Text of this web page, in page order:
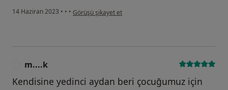
14 Haziran 2023 • • • kullanıcının görüşüne göre e....d
Görüşü şikayet et
m....k
Kendisine yedinci aydan beri çocuğumuz için